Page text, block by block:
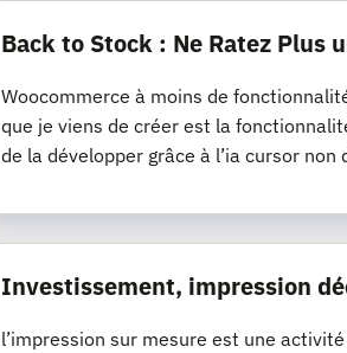
Back to Stock : Ne Ratez Plus
Woocommerce à moins de
que je viens de créer est la
de la développer grâce à l’ia cursor
Investissement, impression
l’impression sur mesure est une